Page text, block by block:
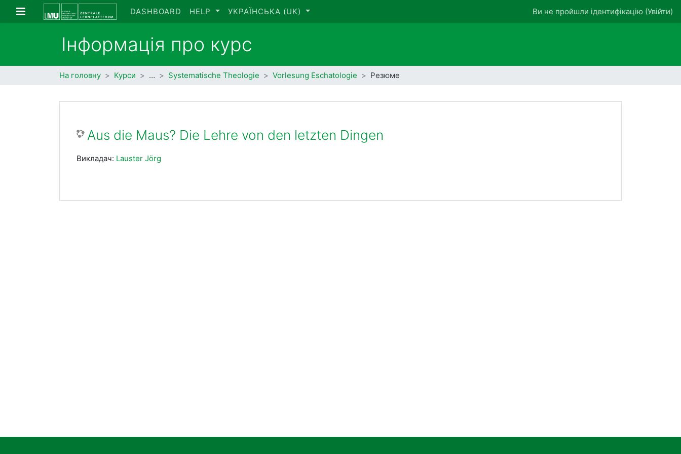
Перейти до головного вмісту
Бокова панель DASHBOARD HELP УКРАЇНСЬКА ‎(UK)‎ Ви не пройшли ідентифікацію (Увійти)
Інформація про курс
На головну Курси … Systematische Theologie Vorlesung Eschatologie Резюме
Aus die Maus? Die Lehre von den letzten Dingen
Викладач: Lauster Jörg